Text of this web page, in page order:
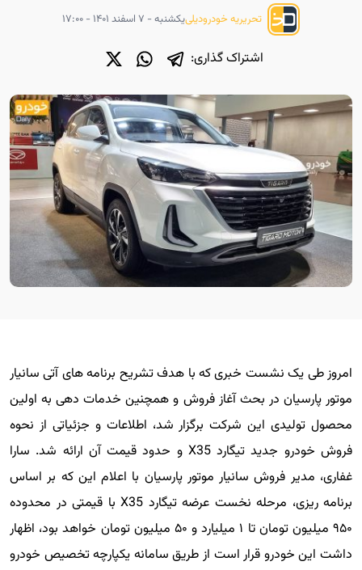
تحریریه خودرودیلییکشنبه - ۷ اسفند ۱۴۰۱ - ۱۷:۰۰
اشتراک گذاری:
امروز طی یک نشست خبری که با هدف تشریح برنامه های آتی سانیار
موتور پارسیان در بحث آغاز فروش و همچنین خدمات دهی به اولین
محصول تولیدی این شرکت برگزار شد، اطلاعات و جزئیاتی از نحوه
فروش خودرو جدید تیگارد X35 و حدود قیمت آن ارائه شد. سارا
غفاری، مدیر فروش سانیار موتور پارسیان با اعلام این که بر اساس
برنامه ریزی، مرحله نخست عرضه تیگارد X35 با قیمتی در محدوده
۹۵۰ میلیون تومان تا ۱ میلیارد و ۵۰ میلیون تومان خواهد بود، اظهار
داشت این خودرو قرار است از طریق سامانه یکپارچه تخصیص خودرو